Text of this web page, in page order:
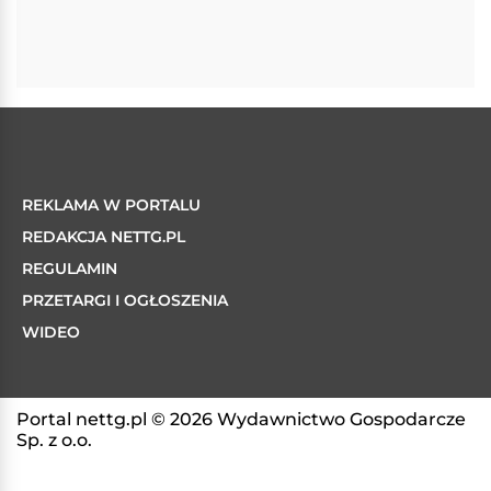
REKLAMA W PORTALU
REDAKCJA NETTG.PL
REGULAMIN
PRZETARGI I OGŁOSZENIA
WIDEO
Portal nettg.pl © 2026 Wydawnictwo Gospodarcze
Sp. z o.o.